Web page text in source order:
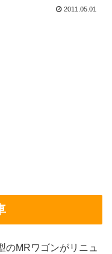
2011.05.01
のMRワゴンがリニュ